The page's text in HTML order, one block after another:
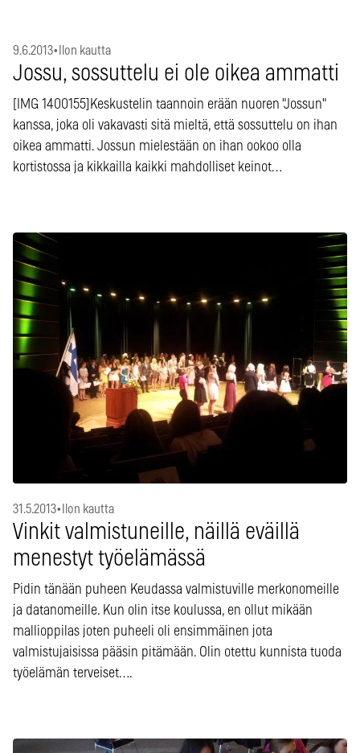
9.6.2013• Ilon kautta
Jossu, sossuttelu ei ole oikea ammatti
[IMG 1400155]Keskustelin taannoin erään nuoren "Jossun"
kanssa, joka oli vakavasti sitä mieltä, että sossuttelu on ihan
oikea ammatti. Jossun mielestään on ihan ookoo olla
kortistossa ja kikkailla kaikki mahdolliset keinot…
31.5.2013• Ilon kautta
Vinkit valmistuneille, näillä eväillä
menestyt työelämässä
Pidin tänään puheen Keudassa valmistuville merkonomeille
ja datanomeille. Kun olin itse koulussa, en ollut mikään
mallioppilas joten puheeli oli ensimmäinen jota
valmistujaisissa pääsin pitämään. Olin otettu kunnista tuoda
työelämän terveiset….